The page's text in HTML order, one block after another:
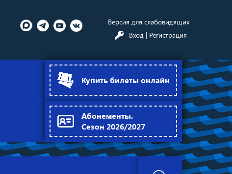
Версия для слабовидящих
Вход | Регистрация
Купить билеты онлайн
Абонементы.
Сезон 2026/2027